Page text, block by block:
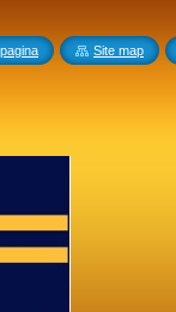
Site map